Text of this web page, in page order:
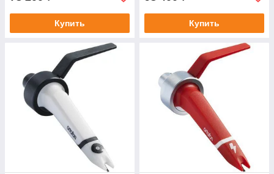
Купить Купить